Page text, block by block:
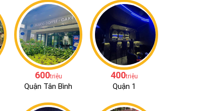
600triệu
Quận Tân Bình
400triệu
Quận 1